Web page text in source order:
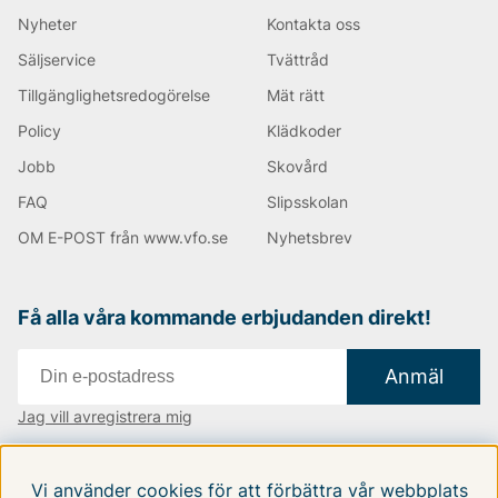
Andra populära varumärken:
LEE
NN07
Tiger of Sweden
Replay
Nyheter
Säljservice
Tillgänglighetsredogörelse
Policy
Jobb
FAQ
OM E-POST från www.vfo.se
Kontakta oss
Tvättråd
Mät rätt
Klädkoder
Skovård
Slipsskolan
Nyhetsbrev
Få alla våra kommande erbjudanden direkt!
Anmäl
Jag vill avregistrera mig
Vi använder cookies för att förbättra vår webbplats